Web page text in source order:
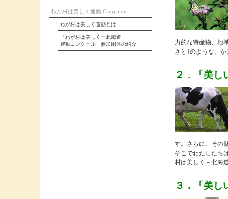
力的な特産物、地
さと｣のような、
２．「美し
す。さらに、その
そこでわたしたち
村は美しく－北海
３．「美し
わが村は美しく運動 Campaign
わが村は美しく運動とは
「わが村は美しくー北海道」
運動コンクール 参加団体の紹介